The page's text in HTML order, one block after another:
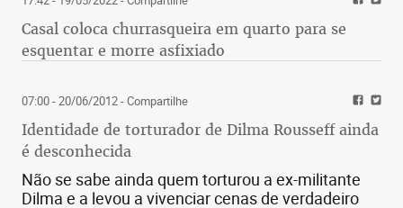
Casal coloca churrasqueira em quarto para se
esquentar e morre asfixiado
07:00 - 20/06/2012- Compartilhe
Identidade de torturador de Dilma Rousseff ainda
é desconhecida
Não se sabe ainda quem torturou a ex-militante
Dilma e a levou a vivenciar cenas de verdadeiro